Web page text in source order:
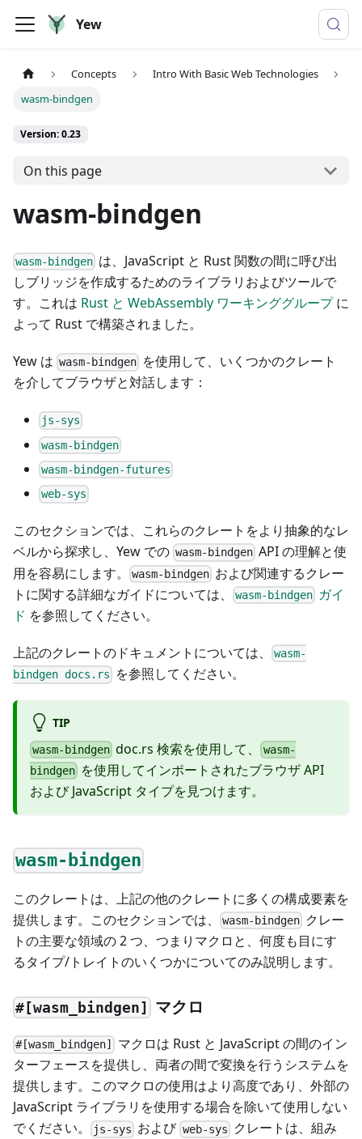
Yew
Concepts
Intro With Basic Web Technologies
wasm-bindgen
Version: 0.23
On this page
wasm-bindgen
wasm-bindgen は、JavaScript と Rust 関数の間に呼び出
しブリッジを作成するためのライブラリおよびツールで
す。これは Rust と WebAssembly ワーキンググループに
よって Rust で構築されました。
Yew は wasm-bindgen を使用して、いくつかのクレート
を介してブラウザと対話します：
js-sys
wasm-bindgen
wasm-bindgen-futures
web-sys
このセクションでは、これらのクレートをより抽象的なレ
ベルから探求し、Yew での wasm-bindgen API の理解と使
用を容易にします。
wasm-bindgen および関連するクレー
トに関する詳細なガイドについては、
wasm-bindgen ガイ
ド を参照してください。
上記のクレートのドキュメントについては、
wasm-
bindgen docs.rs
を参照してください。
TIP
wasm-bindgen doc.rs 検索を使用して、 wasm-
bindgen を使用してインポートされたブラウザ API
および JavaScript タイプを見つけます。
wasm-bindgen
このクレートは、上記の他のクレートに多くの構成要素を
提供します。このセクションでは、
wasm-bindgen クレー
トの主要な領域の 2 つ、つまりマクロと、何度も目にす
るタイプ/トレイトのいくつかについてのみ説明します。
#[wasm_bindgen] マクロ
#[wasm_bindgen]
マクロは Rust と JavaScript の間のイン
ターフェースを提供し、両者の間で変換を行うシステムを
提供します。このマクロの使用はより高度であり、外部の
JavaScript ライブラリを使用する場合を除いて使用しない
でください。
js-sys および web-sys クレートは、組み